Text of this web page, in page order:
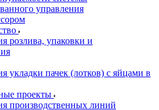
управления
розлива, упаковки и
укладки пачек (лотков) с яйцами в
проекты
производственных линий